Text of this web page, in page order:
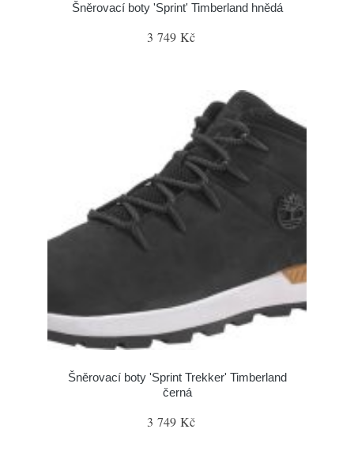
Šněrovací boty 'Sprint' Timberland hnědá
3 749 Kč
Šněrovací boty 'Sprint Trekker' Timberland
černá
3 749 Kč